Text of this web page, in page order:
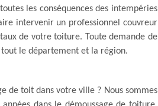
les conséquences des intempéries
intervenir un professionnel couvreur
de votre toiture. Toute demande de
le département et la région.
de toit dans votre ville ? Nous sommes